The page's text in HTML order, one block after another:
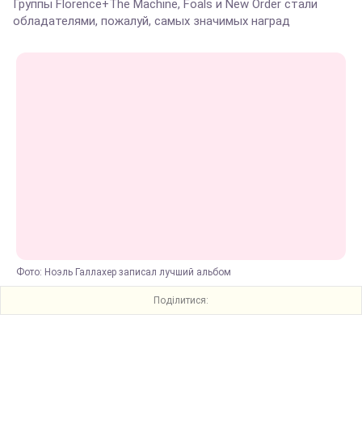
Группы Florence+The Machine, Foals и New Order стали
обладателями, пожалуй, самых значимых наград
Фото: Ноэль Галлахер записал лучший альбом
Поділитися: